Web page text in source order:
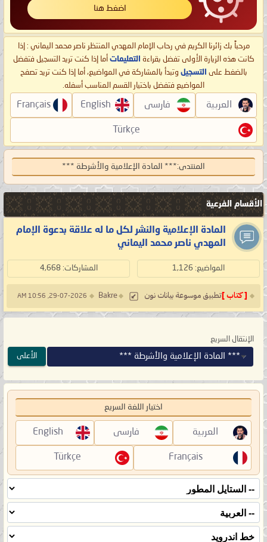
اضغط هنا
مرحباً بك زائرنا الكريم في رحاب الإمام المهدي المنتظر ناصر محمد اليماني : إذا
كانت هذه الزيارة الأولى تفضل بقراءة التعليمات أما إذا كنت تريد التسجيل فتفضل
بالضغط على التسجيل وتبدأ بالمشاركة في المواضيع، أما إذا كنت تريد تصفح
المواضيع فتفضل باختيار القسم المناسب أسفله.
العربية فارسی English
Français
Türkçe
المنتدى:*** المادة الإعلامية والأشرطة ***
الأقسام الفرعية
المادة الإعلامية والنشر لكل ما له علاقة بدعوة الإمام
المهدي ناصر محمد اليماني
المواضيع: 1,126 المشاركات: 4,668
[ كتاب ] تطبيق موسوعة بيانات نون Bakre
29-07-2026, 10:56 AM
الإنتقال السريع
*** المادة الإعلامية والأشرطة *** الأعلى
اختيار اللغة السريع
العربية فارسی English
Français
Türkçe